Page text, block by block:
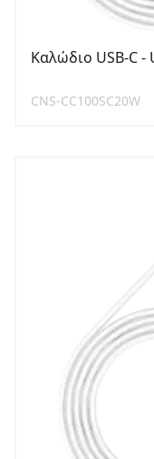
Καλώδιο USB-C -
CNS-CC100SC20W